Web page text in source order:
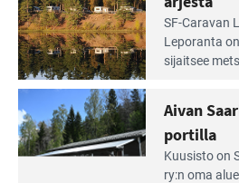
Lue
Leirintäoppaan
artikkeli:
Lampien
rannalla
pääsee
irti
arjesta
SF-Caravan
Leporanta
sijaitsee
tarjoaa
maisemat ja
Lue
Aivan
portilla
Kuusisto on
ry:n oma